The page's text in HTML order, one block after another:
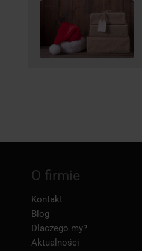
O firmie
Kontakt
Blog
Dlaczego my?
Aktualności